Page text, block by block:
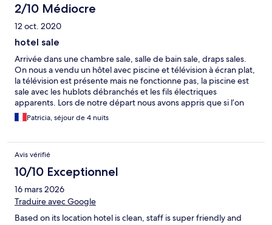
2/10 Médiocre
12 oct. 2020
hotel sale
Arrivée dans une chambre sale, salle de bain sale, draps sales.
On nous a vendu un hôtel avec piscine et télévision à écran plat,
la télévision est présente mais ne fonctionne pas, la piscine est
sale avec les hublots débranchés et les fils électriques
apparents. Lors de notre départ nous avons appris que si l’on
veut que le ménage soit fait dans la chambre il faut le demander
chaque jour à la femme de ménage, impossible de se plaindre
déserte, ne sont présents sur place que 2 employés
Patricia, séjour de 4 nuits
Avis vérifié
10/10 Exceptionnel
16 mars 2026
Traduire avec Google
Based on its location hotel is clean, staff is super friendly and